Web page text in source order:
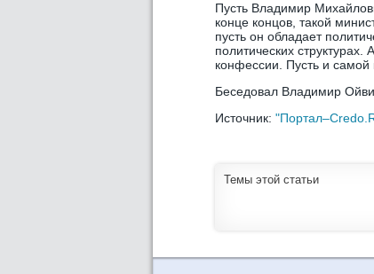
Пусть Владимир
конце концов, такой
пусть он обладает
политических
конфессии. Пусть и самой
Беседовал Владимир
Источник:
Темы этой статьи